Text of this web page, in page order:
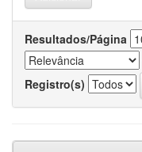
Resultados/Página
Registro(s)